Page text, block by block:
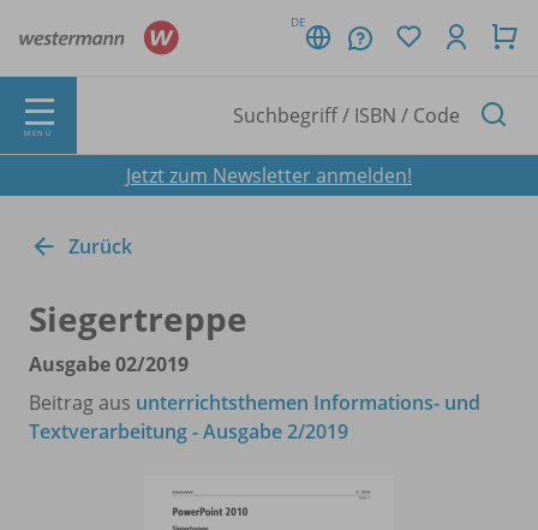
DE
MENÜ
Jetzt zum Newsletter anmelden!
Zurück
Siegertreppe
Ausgabe 02/2019
Beitrag aus unterrichtsthemen Informations- und
Textverarbeitung - Ausgabe 2/2019